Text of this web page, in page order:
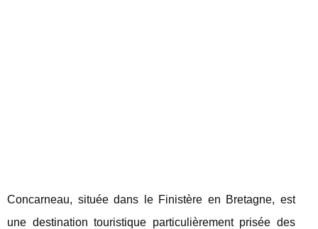
Concarneau, située dans le Finistère en Bretagne, est
une destination touristique particulièrement prisée des